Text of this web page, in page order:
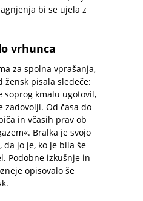
bi se ujela z
vrhunca
za spolna vprašanja,
žensk pisala sledeče:
soprog kmalu ugotovil,
zadovolji. Od časa do
in včasih prav ob
Bralka je svojo
jo je, ko je bila še
Podobne izkušnje in
opisovalo še